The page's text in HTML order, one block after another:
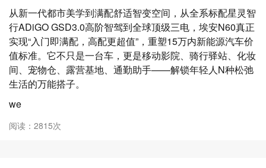
从新一代都市美学到满配舒适智变空间，从全系标配星灵智
行ADiGO GSD3.0高阶智驾到全球顶级三电，埃安N60真正
实现“入门即满配，高配更超值”，重塑15万内新能源汽车价
值标准。它不只是一台车，更是移动影院、骑行驿站、化妆
间、宠物仓、露营基地、通勤助手——解锁年轻人N种松弛
生活的万能搭子。
we
阅读：2815次